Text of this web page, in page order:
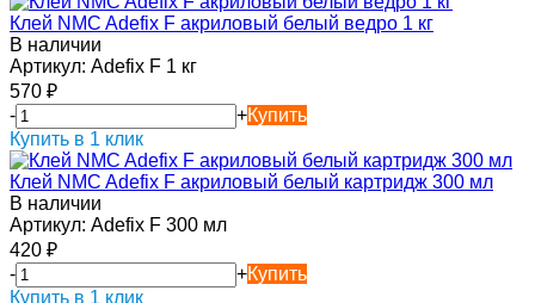
Клей NMC Adefix F акриловый белый ведро 1 кг
В наличии
Артикул: Adefix F 1 кг
570 ₽
-
+Купить
Купить в 1 клик
Клей NMC Adefix F акриловый белый картридж 300 мл
В наличии
Артикул: Adefix F 300 мл
420 ₽
-
+Купить
Купить в 1 клик